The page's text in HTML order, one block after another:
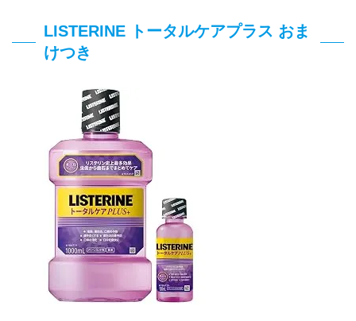
LISTERINE トータルケアプラス おま
けつき